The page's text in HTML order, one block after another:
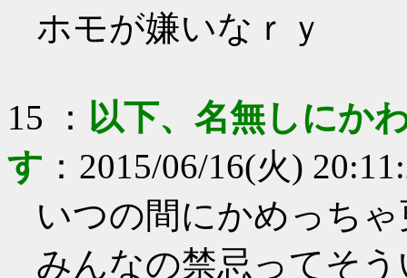
ホモが嫌いなｒｙ
15 ： 以下、名無しにか
す ： 2015/06/16(火)
いつの間にかめっち
みんなの禁忌ってそ